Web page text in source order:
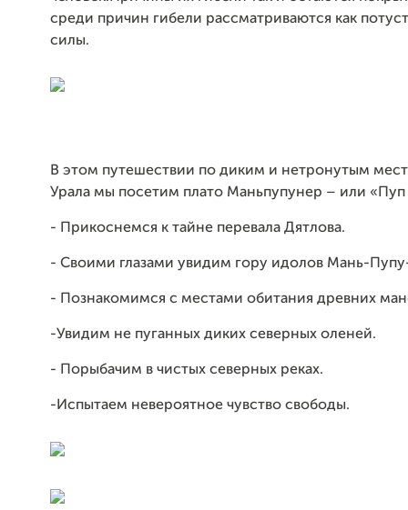
среди причин гибели рассматриваются как
силы.
В этом путешествии по диким и нетронутым
Урала мы посетим плато Маньпупунер – или
- Прикоснемся к тайне перевала Дятлова.
- Своими глазами увидим гору идолов Мань-
- Познакомимся с местами обитания древних
-Увидим не пуганных диких северных оленей.
- Порыбачим в чистых северных реках.
-Испытаем невероятное чувство свободы.